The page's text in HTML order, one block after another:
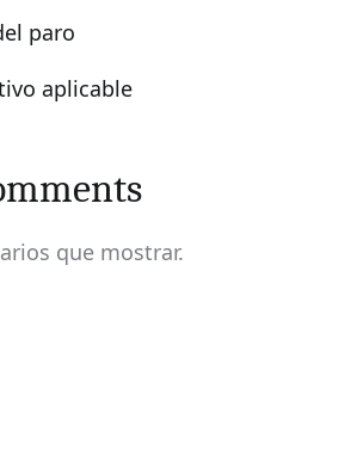
paro
aplicable
que mostrar.